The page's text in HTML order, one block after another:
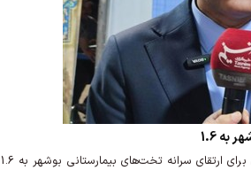
1.6
رئیس دانشگاه علوم پزشکی بوشهر از برنامه‌ریزی برای ارتقای سرانه تخت‌های بیمارستانی بوشهر به 1.6